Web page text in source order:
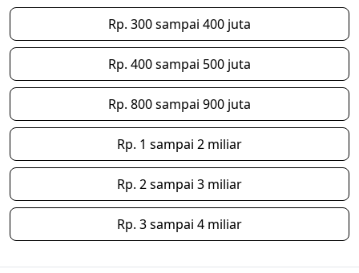
Rp. 300 sampai 400 juta
Rp. 400 sampai 500 juta
Rp. 800 sampai 900 juta
Rp. 1 sampai 2 miliar
Rp. 2 sampai 3 miliar
Rp. 3 sampai 4 miliar